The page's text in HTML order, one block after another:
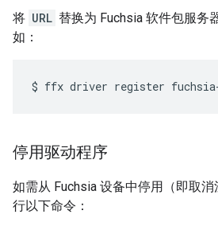
将 URL 替换为 Fuchsia 软件包服务
如：
停用驱动程序
如需从 Fuchsia 设备中停用（即取
行以下命令：